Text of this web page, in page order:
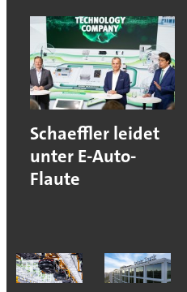
Schaeffler leidet
unter E-Auto-
Flaute